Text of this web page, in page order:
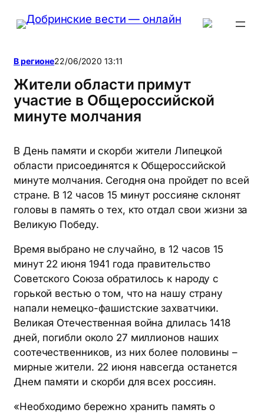
Перейти
В регионе22/06/2020 13:11
Жители области примут
участие в Общероссийской
минуте молчания
В День памяти и скорби жители Липецкой
области присоединятся к Общероссийской
минуте молчания. Сегодня она пройдет по всей
стране. В 12 часов 15 минут россияне склонят
головы в память о тех, кто отдал свои жизни за
Великую Победу.
Время выбрано не случайно, в 12 часов 15
минут 22 июня 1941 года правительство
Советского Союза обратилось к народу с
горькой вестью о том, что на нашу страну
напали немецко-фашистские захватчики.
Великая Отечественная война длилась 1418
дней, погибли около 27 миллионов наших
соотечественников, из них более половины –
мирные жители. 22 июня навсегда останется
Днем памяти и скорби для всех россиян.
«Необходимо бережно хранить память о